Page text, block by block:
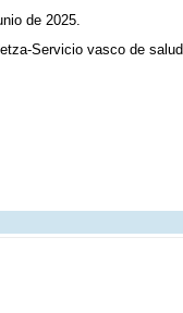
de 2025.
Servicio vasco de salud,